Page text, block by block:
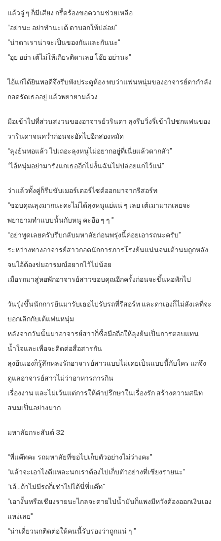
แล้วจู่ ๆ ก็มีเสียง กรี้ดร้องขอความช่วยเหลือ
“อย่านะ อย่าทำนะเต้ ดาบอกให้ปล่อย”
“น่าดาเราน่าจะเป็นของกันและกันนะ”
“อุย อย่า เต้ไม่ให้เกียรติดาเลย โอ๊ย อย่านะ”
ไอ้แก่ได้ยินพอดีจึงรีบพังประตูห้อง พบว่าแฟนหนุ่มของอาจารย์ดากำลัง
กอดรัดเธออยู่ แล้วพยายามล้วง
มือเข้าไปที่ส่วนสงวนของอาจารย์วรินดา ลุงรีบวิ่งรี่เข้าไปชกแฟนของ
วารินดาจนคว่ำก่อนจะอัดไปอีกสองหมัด
“ลุงย้นพอแล้ว ไปเถอะลุงหนูไม่อยากอยู่ที่เนี่ยแล้วดากลัว”
“ไอ้หนุ่มอย่ามารังแกเธออีกไม่งั้นฉันไม่ปล่อยแกไว้แน่”
ว่าแล้วทั้งคู่ก็รีบขับเมอร์เตอร์ไซด์ออกมาจากรีสอร์ท
“ขอบคุณลุงมากนะคะไม่ได้ลุงหนูแย่แน่ ๆ เลย เต้เมามากเลยจะ
พยายามทำแบบนั้นกับหนู คะอือ ๆ ๆ ”
“อย่าพูดเลยครับรีบกลับมหาลัยก่อนพรุ่งนี้ค่อยเอารถนะครับ”
ระหว่างทางอาจารย์สาวกอดนักการภารโรงย้นแน่นจนเต้านมถูกหลัง
จนไอ้ต้องข่มอารมณ์อยากไว้ไม่น้อย
เมื่อรถมาสู่หอพักอาจารย์สาวขอบคุณอีกครั้งก่อนจะขึ้นหอพักไป
วันรุ่งขึ้นนักการย้นมารับเธอไปรับรถที่รีสอร์ท และดาเองก็ไม่ลังเลที่จะ
บอกเลิกกับเต้แฟนหนุ่ม
หลังจากวันนั้นมาอาจารย์สาวก็ซื้อมือถือให้ลุงย้นเป็นการตอบแทน
น้ำใจและเพื่อจะติดต่อสื่อสารกัน
ลุงย้นเองก็รู้สึกหลงรักอาจารย์สาวแบบไม่เคยเป็นแบบนี้กับใคร แกจึง
ดูแลอาจารย์สาวไม่ว่าอาหารการกิน
เรื่องงาน และไม่เว้นแต่การให้คำปรึกษาในเรื่องรัก สร้างความสนิท
สนมเป็นอย่างมาก
มหาลัยกระสันต์ 32
“พี่แค๊ทคะ รถมหาลัยที่ขอไปเก็บตัวอย่างไม่ว่างคะ”
“แล้วจะเอาไงดีแหละนกเราต้องไปเก็บตัวอย่างที่เชียงรายนะ”
“เอ้…ถ้าไม่มีรถก็เช่าไปได้นี่พี่แค๊ท”
“เอางั้นหรือเชียงรายนะไกลจะตายไปน้ำมันก็แพงมีหวังต้องออกเงินเอง
แหง่เลย”
“น่าเดี๋ยวนกติดต่อให้คนนี้รับรองว่าถูกแน่ ๆ ”